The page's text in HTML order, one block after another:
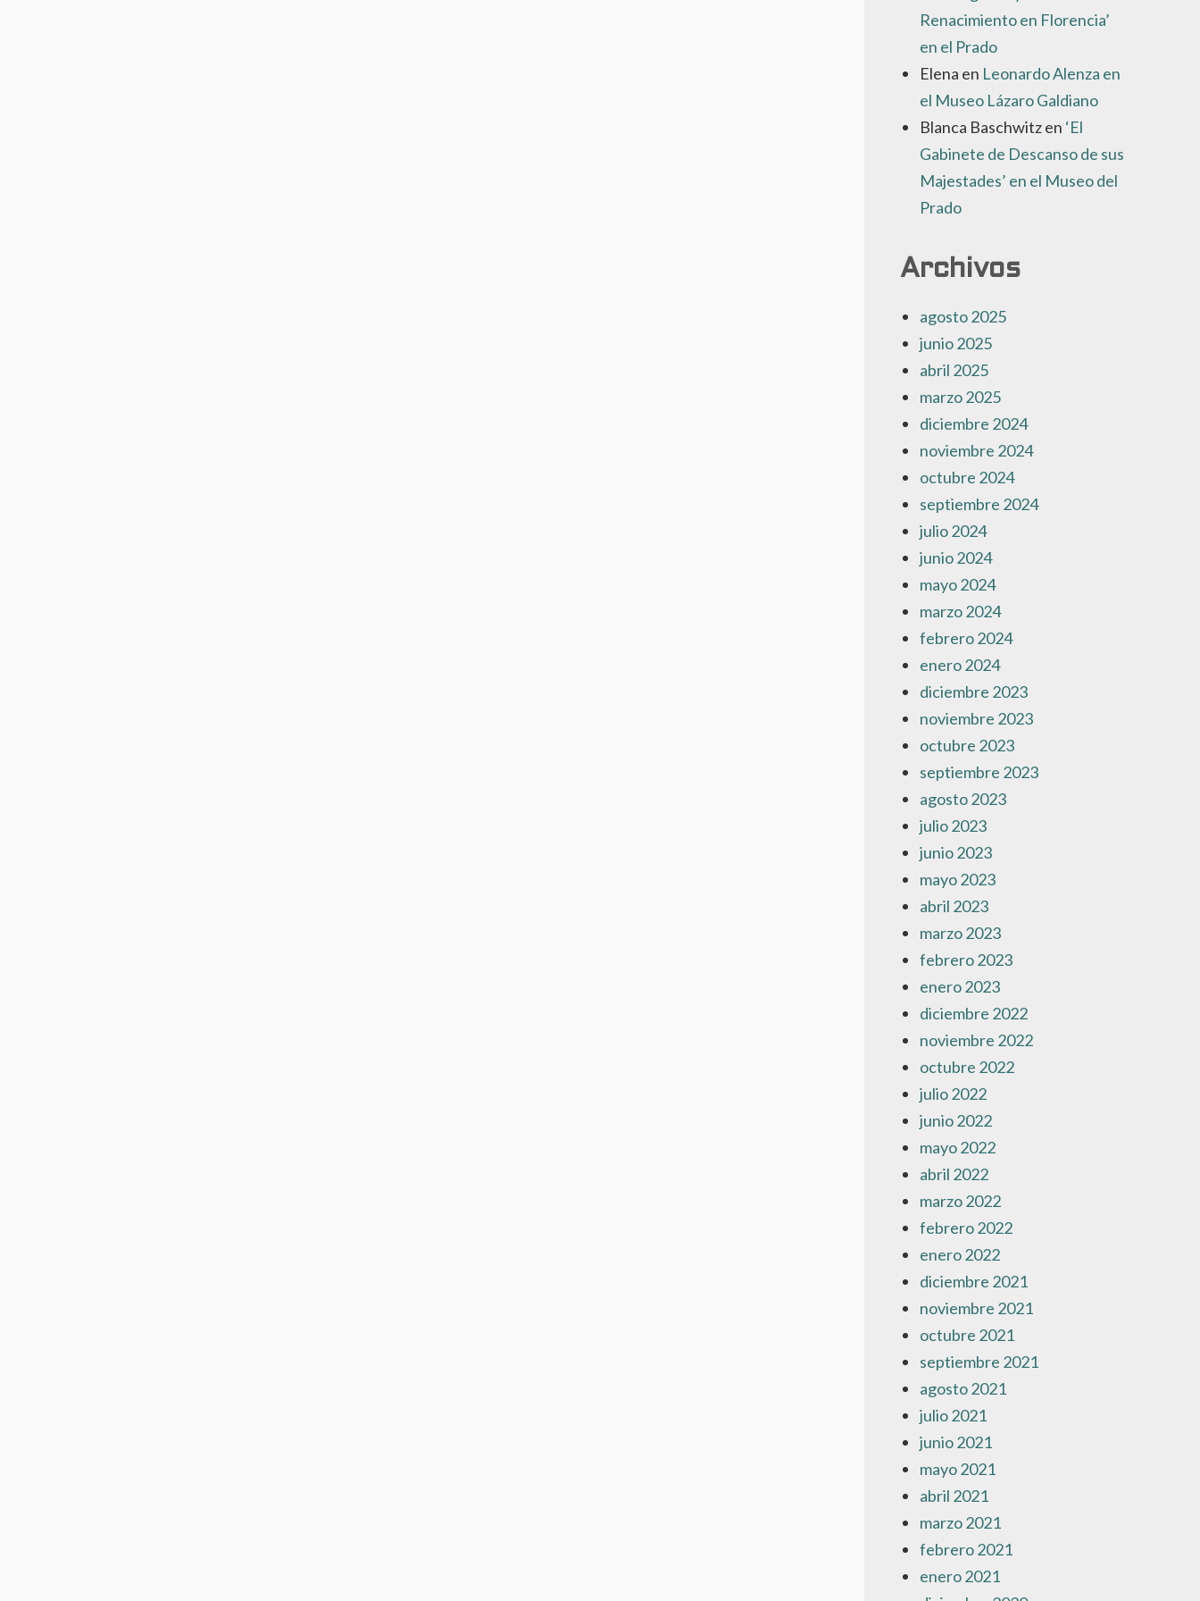
Renacimiento en Florencia’
en el Prado
Elena en Leonardo Alenza en
el Museo Lázaro Galdiano
Blanca Baschwitzen ‘El
Gabinete de Descanso de sus
Majestades’ en el Museo del
Prado
Archivos
agosto 2025
junio 2025
abril 2025
marzo 2025
diciembre 2024
noviembre 2024
octubre 2024
septiembre 2024
julio 2024
junio 2024
mayo 2024
marzo 2024
febrero 2024
enero 2024
diciembre 2023
noviembre 2023
octubre 2023
septiembre 2023
agosto 2023
julio 2023
junio 2023
mayo 2023
abril 2023
marzo 2023
febrero 2023
enero 2023
diciembre 2022
noviembre 2022
octubre 2022
julio 2022
junio 2022
mayo 2022
abril 2022
marzo 2022
febrero 2022
enero 2022
diciembre 2021
noviembre 2021
octubre 2021
septiembre 2021
agosto 2021
julio 2021
junio 2021
mayo 2021
abril 2021
marzo 2021
febrero 2021
enero 2021